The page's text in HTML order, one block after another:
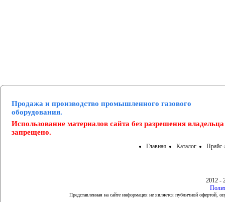
Продажа и производство промышленного газового
оборудования.
Использование материалов сайта без разрешения владельца
запрещено.
Главная Каталог Прайс-
2012 -
Представленная на сайте информация не является публичной